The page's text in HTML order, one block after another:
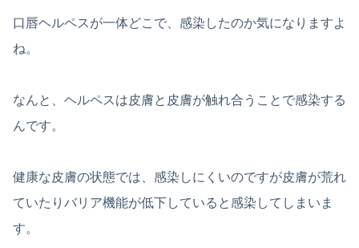
口唇ヘルペスが一体どこで、感染したのか気になりますよ
ね。
なんと、ヘルペスは皮膚と皮膚が触れ合うことで感染する
んです。
健康な皮膚の状態では、感染しにくいのですが皮膚が荒れ
ていたりバリア機能が低下していると感染してしまいま
す。